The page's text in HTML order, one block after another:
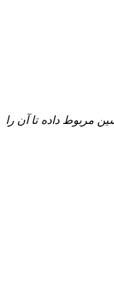
مربوط داده تا آن را